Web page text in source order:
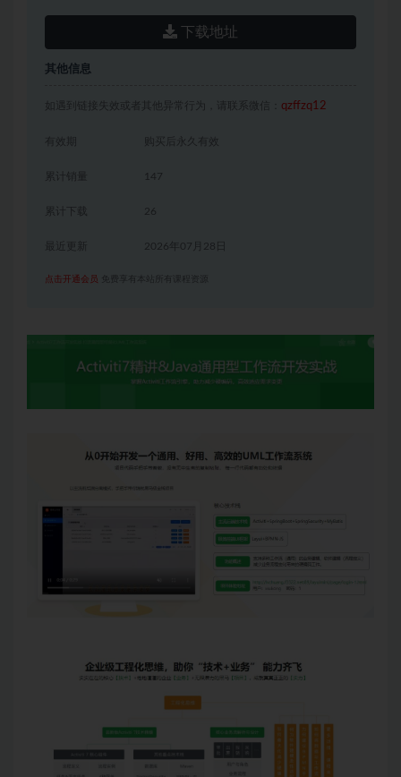
下载地址
其他信息
如遇到链接失效或者其他异常行为，请联系微信： qzffzq12
有效期 购买后永久有效
累计销量 147
累计下载 26
2026年07月28日
点击开通会员 免费享有本站所有课程资源